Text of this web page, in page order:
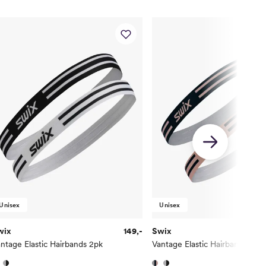
Elastic Hairbands 2pk
149,-
Unisex
Swix
Vantage Elastic Hairbands 2pk